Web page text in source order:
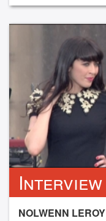
Interview
NOLWENN LEROY